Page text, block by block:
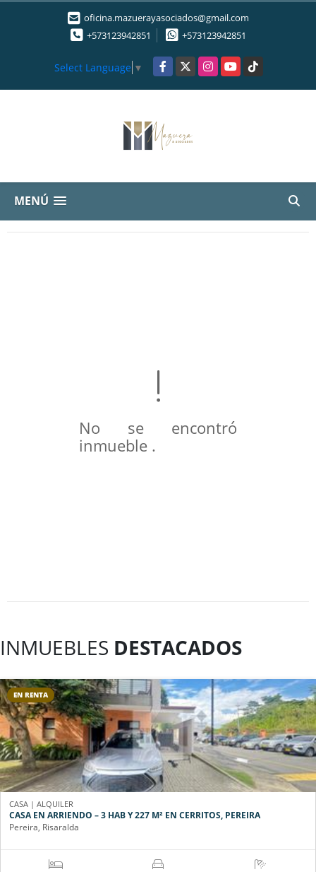
oficina.mazuerayasociados@gmail.com
+573123942851
+573123942851
Select Language ▼ Facebook
X InstagramYouTubeTikTok
MENÚ
No se encontró
inmueble .
INMUEBLES DESTACADOS
EN RENTA
CASA | ALQUILER
CASA EN ARRIENDO – 3 HAB Y 227 M² EN CERRITOS, PEREIRA
Pereira, Risaralda